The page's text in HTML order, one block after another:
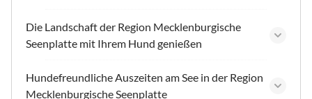
Die Landschaft der Region Mecklenburgische
Seenplatte mit Ihrem Hund genießen
Hundefreundliche Auszeiten am See in der Region
Mecklenburgische Seenplatte